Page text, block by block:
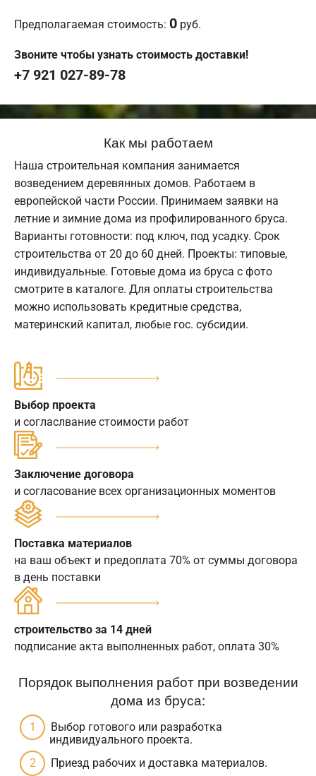
Предполагаемая стоимость: 0 руб.
Звоните чтобы узнать стоимость доставки!
+7 921 027-89-78
Как мы работаем
Наша строительная компания занимается
возведением деревянных домов. Работаем в
европейской части России. Принимаем заявки на
летние и зимние дома из профилированного бруса.
Варианты готовности: под ключ, под усадку. Срок
строительства от 20 до 60 дней. Проекты: типовые,
индивидуальные. Готовые дома из бруса с фото
смотрите в каталоге. Для оплаты строительства
можно использовать кредитные средства,
материнский капитал, любые гос. субсидии.
Выбор проекта
и согласлвание стоимости работ
Заключение договора
и согласование всех организационных моментов
Поставка материалов
на ваш объект и предоплата 70% от суммы договора
в день поставки
строительство за 14 дней
подписание акта выполненных работ, оплата 30%
Порядок выполнения работ при возведении
дома из бруса:
Выбор готового или разработка
индивидуального проекта.
Приезд рабочих и доставка материалов.